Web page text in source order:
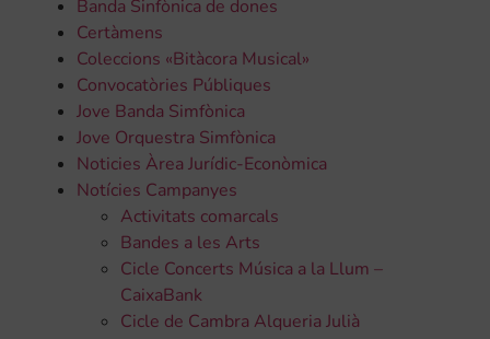
Banda Sinfònica de dones
Certàmens
Coleccions «Bitàcora Musical»
Convocatòries Públiques
Jove Banda Simfònica
Jove Orquestra Simfònica
Noticies Àrea Jurídic-Econòmica
Notícies Campanyes
Activitats comarcals
Bandes a les Arts
Cicle Concerts Música a la Llum –
CaixaBank
Cicle de Cambra Alqueria Julià